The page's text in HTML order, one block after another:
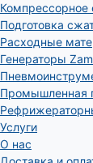
Компрессорное
Подготовка
Расходные
Генераторы
Промышленная
Услуги
О нас